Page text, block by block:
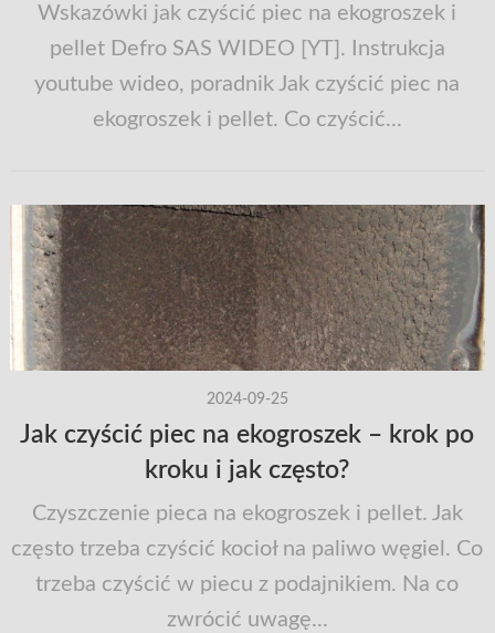
Wskazówki jak czyścić piec na ekogroszek i
pellet Defro SAS WIDEO [YT]. Instrukcja
youtube wideo, poradnik Jak czyścić piec na
ekogroszek i pellet. Co czyścić...
2024-09-25
Jak czyścić piec na ekogroszek – krok po
kroku i jak często?
Czyszczenie pieca na ekogroszek i pellet. Jak
często trzeba czyścić kocioł na paliwo węgiel. Co
trzeba czyścić w piecu z podajnikiem. Na co
zwrócić uwagę...